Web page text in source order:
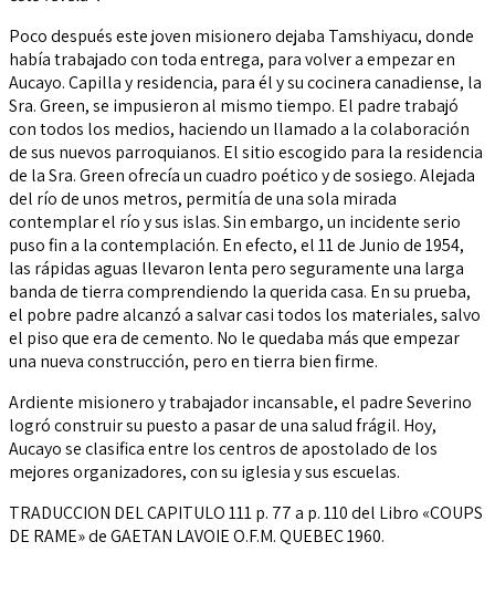
Poco después este joven misionero dejaba Tamshiyacu, donde
había trabajado con toda entrega, para volver a empezar en
Aucayo. Capilla y residencia, para él y su cocinera canadiense, la
Sra. Green, se impusieron al mismo tiempo. El padre trabajó
con todos los medios, haciendo un llamado a la colaboración
de sus nuevos parroquianos. El sitio escogido para la residencia
de la Sra. Green ofrecía un cuadro poético y de sosiego. Alejada
del río de unos metros, permitía de una sola mirada
contemplar el río y sus islas. Sin embargo, un incidente serio
puso fin a la contemplación. En efecto, el 11 de Junio de 1954,
las rápidas aguas llevaron lenta pero seguramente una larga
banda de tierra comprendiendo la querida casa. En su prueba,
el pobre padre alcanzó a salvar casi todos los materiales, salvo
el piso que era de cemento. No le quedaba más que empezar
una nueva construcción, pero en tierra bien firme.
Ardiente misionero y trabajador incansable, el padre Severino
logró construir su puesto a pasar de una salud frágil. Hoy,
Aucayo se clasifica entre los centros de apostolado de los
mejores organizadores, con su iglesia y sus escuelas.
TRADUCCION DEL CAPITULO 111 p. 77 a p. 110 del Libro «COUPS
DE RAME» de GAETAN LAVOIE O.F.M. QUEBEC 1960.